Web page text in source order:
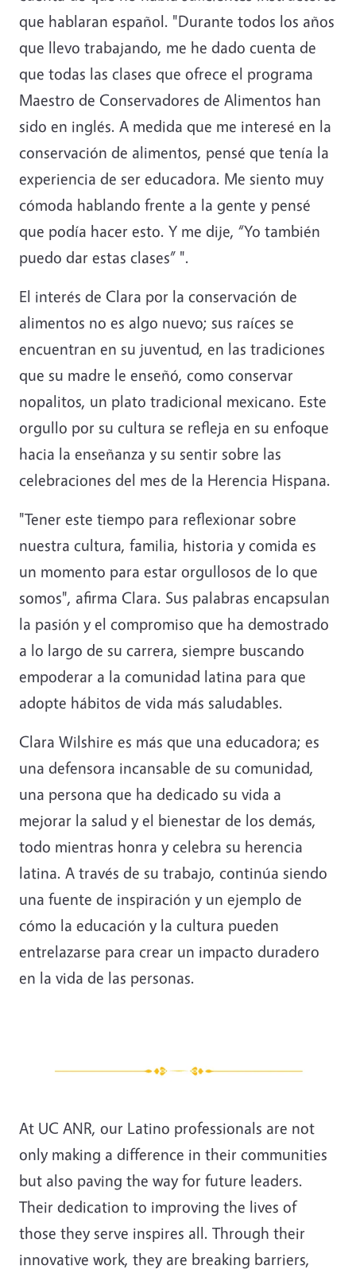
que hablaran español. "Durante todos los años
que llevo trabajando, me he dado cuenta de
que todas las clases que ofrece el programa
Maestro de Conservadores de Alimentos han
sido en inglés. A medida que me interesé en la
conservación de alimentos, pensé que tenía la
experiencia de ser educadora. Me siento muy
cómoda hablando frente a la gente y pensé
que podía hacer esto. Y me dije, “Yo también
puedo dar estas clases” ".
El interés de Clara por la conservación de
alimentos no es algo nuevo; sus raíces se
encuentran en su juventud, en las tradiciones
que su madre le enseñó, como conservar
nopalitos, un plato tradicional mexicano. Este
orgullo por su cultura se refleja en su enfoque
hacia la enseñanza y su sentir sobre las
celebraciones del mes de la Herencia Hispana.
"Tener este tiempo para reflexionar sobre
nuestra cultura, familia, historia y comida es
un momento para estar orgullosos de lo que
somos", afirma Clara. Sus palabras encapsulan
la pasión y el compromiso que ha demostrado
a lo largo de su carrera, siempre buscando
empoderar a la comunidad latina para que
adopte hábitos de vida más saludables.
Clara Wilshire es más que una educadora; es
una defensora incansable de su comunidad,
una persona que ha dedicado su vida a
mejorar la salud y el bienestar de los demás,
todo mientras honra y celebra su herencia
latina. A través de su trabajo, continúa siendo
una fuente de inspiración y un ejemplo de
cómo la educación y la cultura pueden
entrelazarse para crear un impacto duradero
en la vida de las personas.
At UC ANR, our Latino professionals are not
only making a difference in their communities
but also paving the way for future leaders.
Their dedication to improving the lives of
those they serve inspires all. Through their
innovative work, they are breaking barriers,